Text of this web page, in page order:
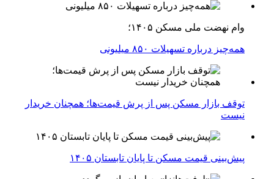
وام نهضت ملی مسکن ۱۴۰۵؛
همه‌چیز درباره تسهیلات ۸۵۰ میلیونی
توقف بازار مسکن پس از پرش قیمت‌ها؛ همچنان خریدار
نیست
پیش‌بینی قیمت مسکن تا پایان تابستان ۱۴۰۵